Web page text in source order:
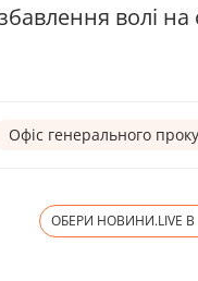
волі на
Офіс генерального
ОБЕРИ НОВИНИ.LIVE В